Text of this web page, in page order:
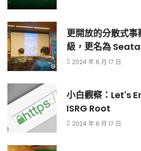
更開放的分散式
級，更名為 Seata
2024 年 6 月 17 日
小白觀察：Let's
ISRG Root
2024 年 6 月 17 日